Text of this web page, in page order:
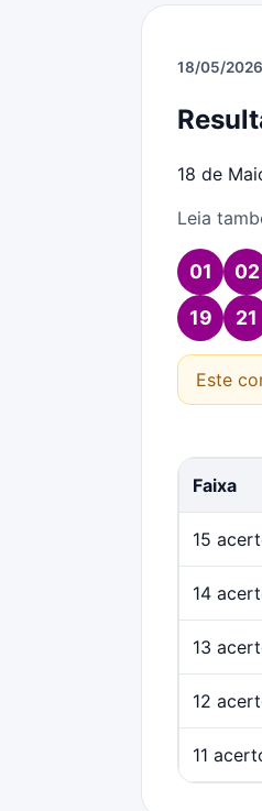
18/05/2026
18 de
Leia
01 02
19
21
Este
Faixa
15
14
13
12
11